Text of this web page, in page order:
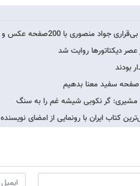
جواد منصوری با 200صفحه عکس و سند
دیکتاتورها روایت شد
بودند
سفید معنا بدهیم
مشیری: گر نکوبی شیشه غم را به سنگ
کتاب ایران با رونمایی از امضای نویسنده